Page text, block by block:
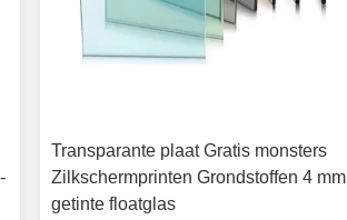
Transparante plaat Gratis monsters
Zilkschermprinten Grondstoffen 4 mm
getinte floatglas